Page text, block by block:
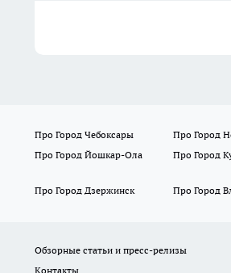
Про Город Чебоксары Про Город
Про Город Йошкар-Ола
Про Город
Про Город Дзержинск
Про Город
Обзорные статьи и пресс-релизы
Контакты